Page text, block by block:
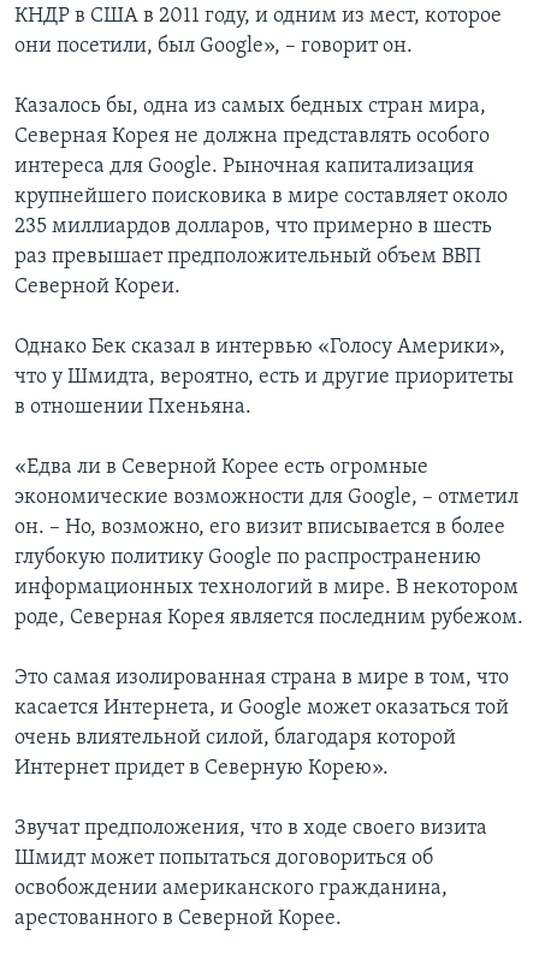
КНДР в США в 2011 году, и одним из мест, которое
они посетили, был Google», – говорит он.
Казалось бы, одна из самых бедных стран мира,
Северная Корея не должна представлять особого
интереса для Google. Рыночная капитализация
крупнейшего поисковика в мире составляет около
235 миллиардов долларов, что примерно в шесть
раз превышает предположительный объем ВВП
Северной Кореи.
Однако Бек сказал в интервью «Голосу Америки»,
что у Шмидта, вероятно, есть и другие приоритеты
в отношении Пхеньяна.
«Едва ли в Северной Корее есть огромные
экономические возможности для Google, – отметил
он. – Но, возможно, его визит вписывается в более
глубокую политику Google по распространению
информационных технологий в мире. В некотором
роде, Северная Корея является последним рубежом.
Это самая изолированная страна в мире в том, что
касается Интернета, и Google может оказаться той
очень влиятельной силой, благодаря которой
Интернет придет в Северную Корею».
Звучат предположения, что в ходе своего визита
Шмидт может попытаться договориться об
освобождении американского гражданина,
арестованного в Северной Корее.